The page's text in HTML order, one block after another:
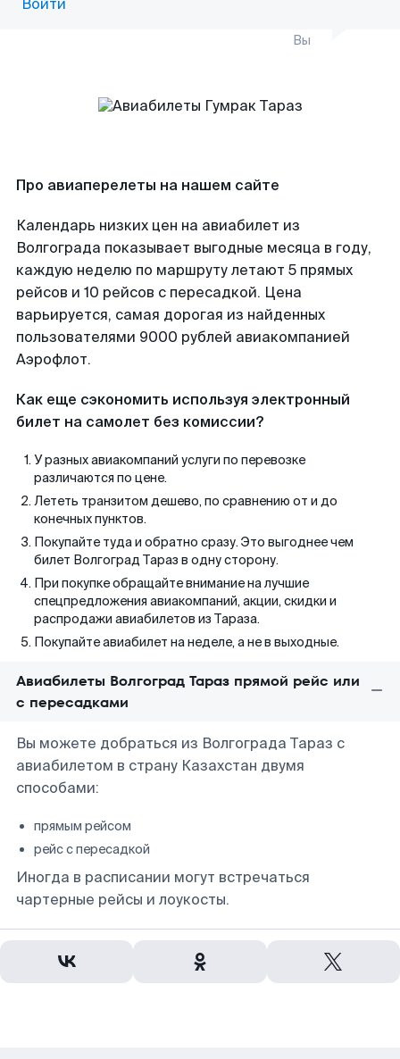
Войти
Вы
Про авиаперелеты на нашем сайте
Календарь низких цен на авиабилет из
Волгограда показывает выгодные месяца в году,
каждую неделю по маршруту летают 5 прямых
рейсов и 10 рейсов с пересадкой. Цена
варьируется, самая дорогая из найденных
пользователями 9000 рублей авиакомпанией
Аэрофлот.
Как еще сэкономить используя электронный
билет на самолет без комиссии?
У разных авиакомпаний услуги по перевозке
различаются по цене.
Лететь транзитом дешево, по сравнению от и до
конечных пунктов.
Покупайте туда и обратно сразу. Это выгоднее чем
билет Волгоград Тараз в одну сторону.
При покупке обращайте внимание на лучшие
спецпредложения авиакомпаний, акции, скидки и
распродажи авиабилетов из Тараза.
Покупайте авиабилет на неделе, а не в выходные.
Авиабилеты Волгоград Тараз прямой рейс или
с пересадками
Вы можете добраться из Волгограда Тараз с
авиабилетом в страну Казахстан двумя
способами:
прямым рейсом
рейс с пересадкой
Иногда в расписании могут встречаться
чартерные рейсы и лоукосты.